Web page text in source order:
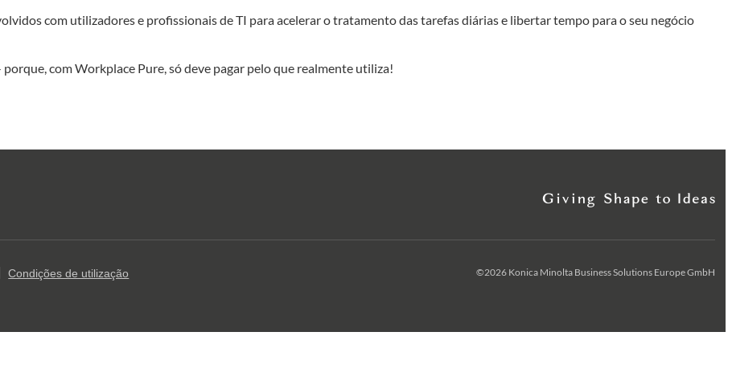
com utilizadores e profissionais de TI para acelerar o tratamento das tarefas diárias e libertar tempo para o seu negócio
com Workplace Pure, só deve pagar pelo que realmente utiliza!
Condições de utilização ©2026 Konica Minolta Business Solutions Europe GmbH